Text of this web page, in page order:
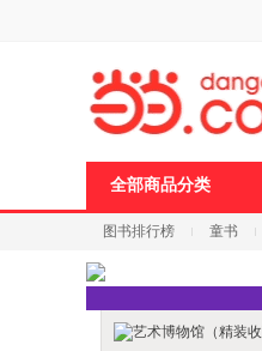
全部商品分类
图书排行榜 童书
页